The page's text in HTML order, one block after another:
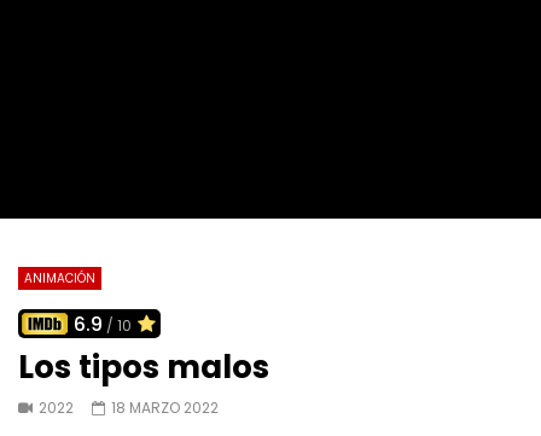
ANIMACIÓN
6.9 / 10
Los tipos malos
2022 18 MARZO 2022